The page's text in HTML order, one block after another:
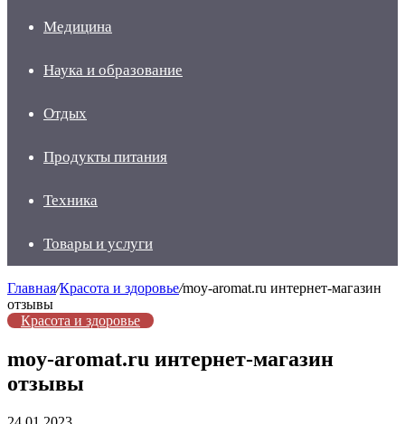
Медицина
Наука и образование
Отдых
Продукты питания
Техника
Товары и услуги
Главная/Красота и здоровье/moy-aromat.ru интернет-магазин
отзывы
Красота и здоровье
moy-aromat.ru интернет-магазин
отзывы